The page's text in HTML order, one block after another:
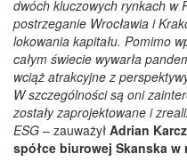
dwóch kluczowych rynkach w
postrzeganie Wrocławia i
lokowania kapitału. Pomimo
całym świecie wywarła
wciąż atrakcyjne z
W szczególności są oni
zostały zaprojektowane i
ESG – zauważył Adrian
spółce biurowej Skanska w